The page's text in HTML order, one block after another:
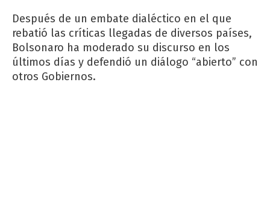
Después de un embate dialéctico en el que
rebatió las críticas llegadas de diversos países,
Bolsonaro ha moderado su discurso en los
últimos días y defendió un diálogo “abierto” con
otros Gobiernos.